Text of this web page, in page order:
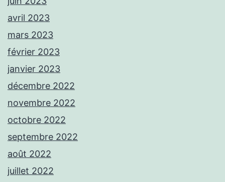
avril 2023
mars 2023
février 2023
janvier 2023
décembre 2022
novembre 2022
octobre 2022
septembre 2022
août 2022
juillet 2022